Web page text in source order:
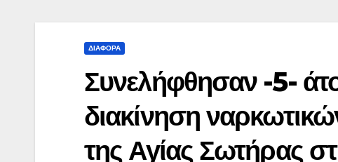
ΔΙΆΦΟΡΑ
Συνελήφθησαν -5-
διακίνηση
της Αγίας Σωτήρας